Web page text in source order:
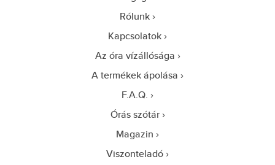
Rólunk
Kapcsolatok
Az óra vízállósága
A termékek ápolása
F.A.Q.
Órás szótár
Magazin
Viszonteladó